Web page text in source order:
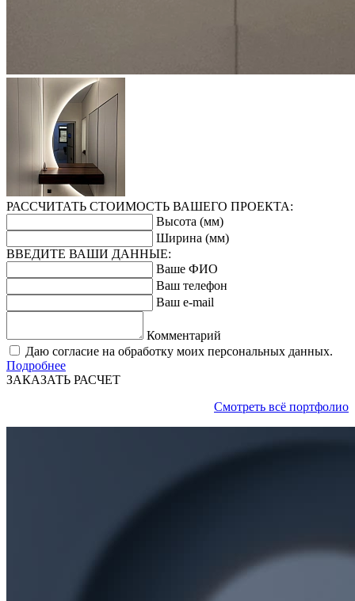
РАССЧИТАТЬ СТОИМОСТЬ ВАШЕГО ПРОЕКТА:
Высота (мм)
Ширина (мм)
ВВЕДИТЕ ВАШИ ДАННЫЕ:
Ваше ФИО
Ваш телефон
Ваш e-mail
Комментарий
Даю согласие на обработку моих персональных данных.
Подробнее
ЗАКАЗАТЬ РАСЧЕТ
Смотреть всё портфолио